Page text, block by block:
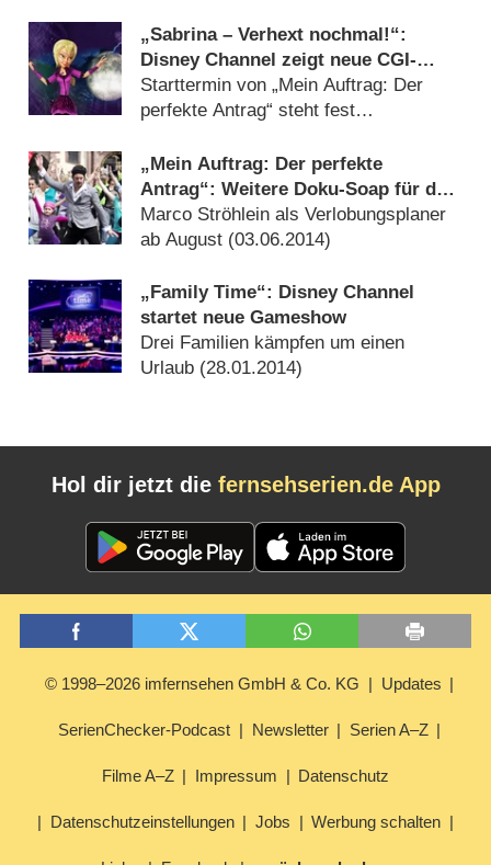
„Sabrina – Verhext nochmal!“:
Disney Channel zeigt neue CGI-
Serienadaption
Starttermin von „Mein Auftrag: Der
perfekte Antrag“ steht fest
„Mein Auftrag: Der perfekte
Antrag“: Weitere Doku-Soap für den
Disney Channel
Marco Ströhlein als Verlobungsplaner
ab August (03.06.2014)
„Family Time“: Disney Channel
startet neue Gameshow
Drei Familien kämpfen um einen
Urlaub (28.01.2014)
Hol dir jetzt die fernsehserien.de App
© 1998–2026 imfernsehen GmbH & Co. KG Updates
SerienChecker-Podcast Newsletter Serien A–Z
Filme A–Z Impressum Datenschutz
Datenschutzeinstellungen Jobs Werbung schalten